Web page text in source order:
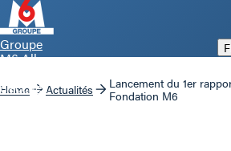
Groupe
M6 Aller
d’accueil
Home Actualités
Lancement du 1er
Fondation M6